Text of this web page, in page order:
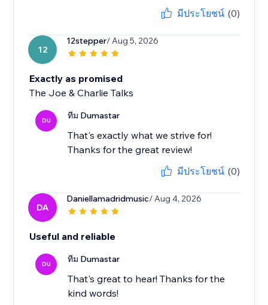
มีประโยชน์ (0)
12
12stepper/ Aug 5, 2026
Exactly as promised
The Joe & Charlie Talks
DU ทีม Dumastar
That's exactly what we strive for!
Thanks for the great review!
มีประโยชน์ (0)
DA
Daniellamadridmusic/ Aug 4, 2026
Useful and reliable
DU ทีม Dumastar
That's great to hear! Thanks for the
kind words!